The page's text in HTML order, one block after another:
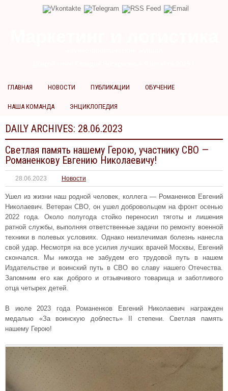
ГЛАВНАЯ НОВОСТИ ПУБЛИКАЦИИ ОБУЧЕНИЕ
НАША КОМАНДА ЭНЦИКЛОПЕДИЯ
DAILY ARCHIVES: 28.06.2023
Светлая память нашему Герою, участнику СВО —
Романенкову Евгению Николаевичу!
28.06.2023 Новости
Ушел из жизни наш родной человек, коллега — Романенков Евгений
Николаевич. Ветеран СВО, он ушел добровольцем на фронт осенью
2022 года. Около полугода стойко переносил тяготы и лишения
ратной службы, выполняя ответственные задачи по ремонту военной
техники в полевых условиях. Однако неизлечимая болезнь нанесла
свой удар. Несмотря на все усилия лучших врачей Москвы, Евгений
скончался. Мы никогда не забудем его трудовой путь в нашем
Издательстве и воинский путь в СВО во славу нашего Отечества.
Запомним его как доброго и отзывчивого товарища и заботливого
отца четырех детей.
В июле 2023 года Романенков Евгений Николаевич награжден
медалью «За воинскую доблесть» II степени. Светлая память
нашему Герою!